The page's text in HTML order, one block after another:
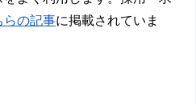
らの記事に掲載されていま